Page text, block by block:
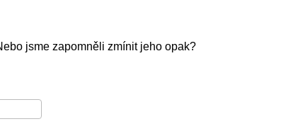
jsme zapomněli zmínit jeho opak?